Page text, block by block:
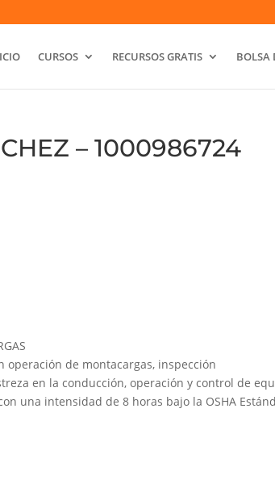
CURSOS RECURSOS GRATIS BOLSA
– 1000986724
operación de montacargas, inspección
en la conducción, operación y control de
una intensidad de 8 horas bajo la OSHA